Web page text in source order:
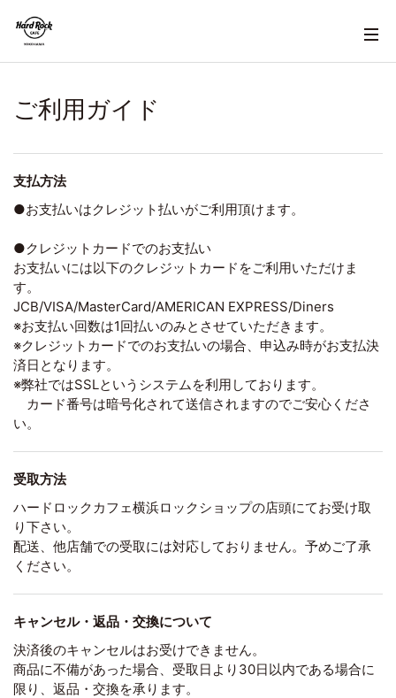
ご利用ガイド
支払方法
●お支払いはクレジット払いがご利用頂けます。
●クレジットカードでのお支払い
お支払いには以下のクレジットカードをご利用いただけま
す。
JCB/VISA/MasterCard/AMERICAN EXPRESS/Diners
※お支払い回数は1回払いのみとさせていただきます。
※クレジットカードでのお支払いの場合、申込み時がお支払決
済日となります。
※弊社ではSSLというシステムを利用しております。
カード番号は暗号化されて送信されますのでご安心くださ
い。
受取方法
ハードロックカフェ横浜ロックショップの店頭にてお受け取
り下さい。
配送、他店舗での受取には対応しておりません。予めご了承
ください。
キャンセル・返品・交換について
決済後のキャンセルはお受けできません。
商品に不備があった場合、受取日より30日以内である場合に
限り、返品・交換を承ります。